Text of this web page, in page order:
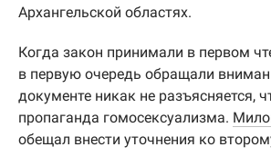
Архангельской областях.
Когда закон принимали в первом
в первую очередь обращали
документе никак не разъясняется,
пропаганда гомосексуализма.
обещал внести уточнения ко